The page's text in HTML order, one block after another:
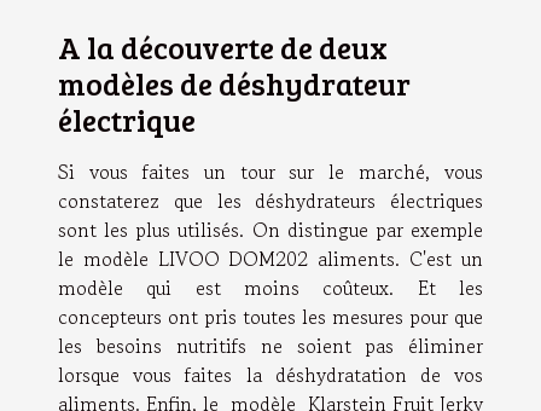
A la découverte de deux
modèles de déshydrateur
électrique
Si vous faites un tour sur le marché, vous
constaterez que les déshydrateurs électriques
sont les plus utilisés. On distingue par exemple
le modèle LIVOO DOM202 aliments. C'est un
modèle qui est moins coûteux. Et les
concepteurs ont pris toutes les mesures pour que
les besoins nutritifs ne soient pas éliminer
lorsque vous faites la déshydratation de vos
aliments. Enfin, le modèle Klarstein Fruit Jerky